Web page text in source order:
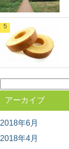
索:
アーカイブ
2018年6月
2018年4月